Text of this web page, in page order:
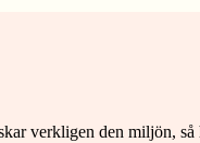
verkligen den miljön, så